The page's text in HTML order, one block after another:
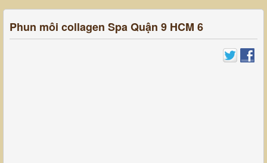
Phun môi collagen Spa Quận 9 HCM 6